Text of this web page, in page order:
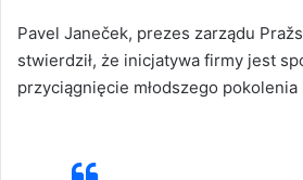
Pavel Janeček, prezes zarządu
stwierdził, że inicjatywa firmy jest
przyciągnięcie młodszego